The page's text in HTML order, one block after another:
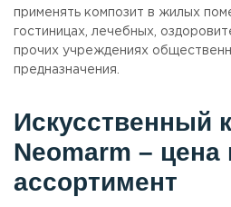
применять композит в жилых
гостиницах, лечебных,
прочих учреждениях
предназначения.
Искусственный
Neomarm – цена
ассортимент